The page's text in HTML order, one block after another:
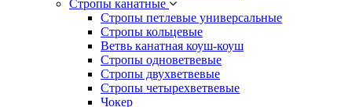
Стропы канатные
Стропы петлевые универсальные
Стропы кольцевые
Ветвь канатная коуш-коуш
Стропы одноветвевые
Стропы двухветвевые
Стропы четырехветвевые
Чокер